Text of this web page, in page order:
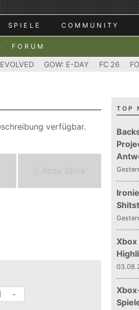
SPIELE COMMUNITY
FORUM
GOW: E-DAY FC 26
verfügbar.
Xbox Store
-
TOP